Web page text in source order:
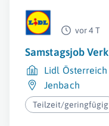
vor 4 T
Samstagsjob
Lidl Österreich
Jenbach
Teilzeit/geringfügig